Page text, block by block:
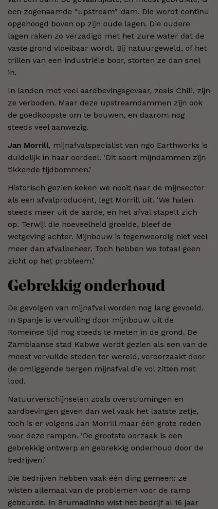
een zogenaamde “upstream”-dam. Die wordt continu
opgehoogd boven op zijn oude lagen. Die oudere
lagen raken zo verzadigd met het zure water dat de
vaste grond vloeibaar wordt. Bij natuurgeweld, of het
trillen van een industriële boor, storten ze dan snel
in.
In landen met veel aardbevingsgevaar, zoals Chili, zijn
ze verboden. Maar deze upstreamdammen zijn ook
de goedkoopste om te bouwen, en daarom nog
steeds veel aanwezig.
Jan Morrill, mijnafvalspecialist van ngo Earthworks is
duidelijk in haar oordeel. ‘Dit soort mijndammen zijn
tikkende tijdbommen.’
Historisch gezien keken we nooit naar de mijnsector
als een afvalproducent, legt Morrill uit. ‘We halen
steeds meer uit de aarde, en het afval stapelt zich
op. Terwijl die hoeveelheid groeide, bleef de
wetgeving achter. Mijnbouw is tegenwoordig niet veel
meer dan afvalbeheer. Toch hebben we totaal geen
zicht op het probleem.’
Gebrekkig onderhoud
De gevolgen van mijnafval worden nog lang gevoeld.
In Spanje is vervuiling door mijnbouw uit de
Romeinse tijd nog steeds te meten in de grond. De
Zambiaanse stad Kabwe wordt gezien als een van de
meest vervuilde steden ter wereld, veroorzaakt door
de omliggende bergen mijnafval die vol zitten met
lood.
Natuurverschijnselen zoals overstromingen en
aardbevingen geven dan wel vaak het laatste zetje,
toch is er volgens Jan Morrill maar één grote reden
voor deze rampen. ‘De grootste oorzaak is een
gebrekkig ontwerp en gebrekkig onderhoud door de
bedrijven.’
Die bedrijven hebben vaak één ding gemeen: ze
wisten allemaal van de problemen voor de ramp
gebeurde. In Brumadinho wist het bedrijf al 16 jaar